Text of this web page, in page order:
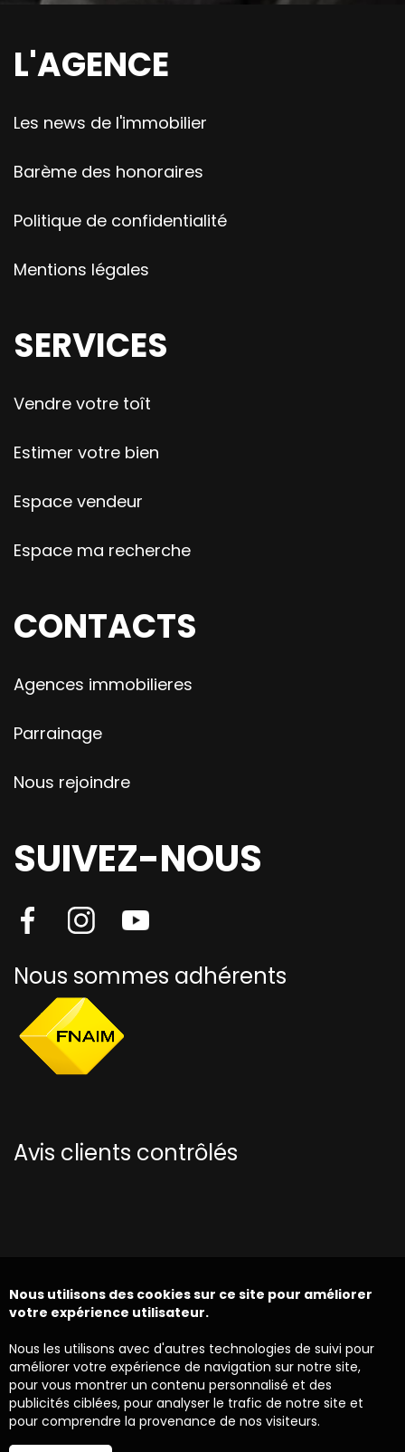
L'AGENCE
Les news de l'immobilier
Barème des honoraires
Politique de confidentialité
Mentions légales
SERVICES
Vendre votre toît
Estimer votre bien
Espace vendeur
Espace ma recherche
CONTACTS
Agences immobilieres
Parrainage
Nous rejoindre
SUIVEZ-NOUS
Nous sommes adhérents
Avis clients contrôlés
Nous utilisons des cookies sur ce site pour améliorer
votre expérience utilisateur.
Nous les utilisons avec d'autres technologies de suivi pour
améliorer votre expérience de navigation sur notre site,
pour vous montrer un contenu personnalisé et des
publicités ciblées, pour analyser le trafic de notre site et
pour comprendre la provenance de nos visiteurs.